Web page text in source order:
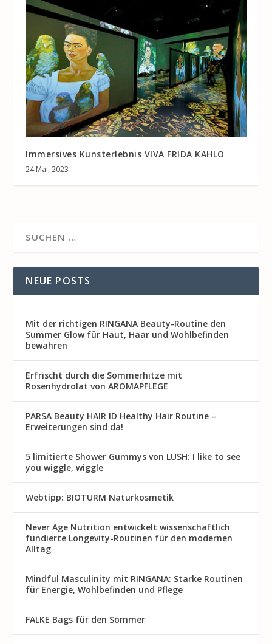
Immersives Kunsterlebnis VIVA FRIDA KAHLO
24 Mai, 2023
NEUE POSTS
Mit der richtigen RINGANA Beauty-Routine den
Summer Glow für Haut, Haar und Wohlbefinden
bewahren
Erfrischt durch die Sommerhitze mit
Rosenhydrolat von AROMAPFLEGE
PARSA Beauty HAIR ID Healthy Hair Routine –
Erweiterungen sind da!
5 limitierte Shower Gummys von LUSH: I like to see
you wiggle, wiggle
Webtipp: BIOTURM Naturkosmetik
Never Age Nutrition entwickelt wissenschaftlich
fundierte Longevity-Routinen für den modernen
Alltag
Mindful Masculinity mit RINGANA: Starke Routinen
für Energie, Wohlbefinden und Pflege
FALKE Bags für den Sommer